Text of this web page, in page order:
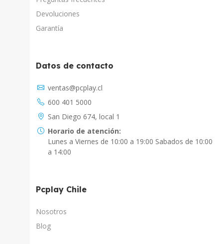
Devoluciones
Garantía
Datos de contacto
ventas@pcplay.cl
600 401 5000
San Diego 674, local 1
Horario de atención:
Lunes a Viernes de 10:00 a 19:00 Sabados de 10:00
a 14:00
Pcplay Chile
Nosotros
Blog
Chat con IA
PcPlay Santiago / Web
Hola soy Freddy, en que puedo ayudarte...
PcPlay Santiago / Tienda
PCPlay Osorno